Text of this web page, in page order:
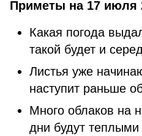
Приметы на 17 июля
Какая погода
такой будет и
Листья уже
наступит раньше
Много облаков на
дни будут